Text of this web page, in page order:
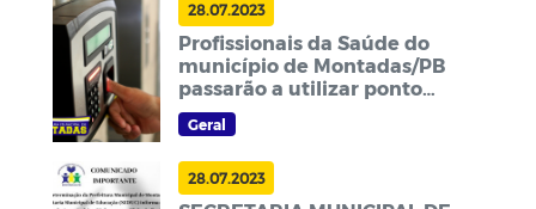
28.07.2023
Profissionais da Saúde do
município de Montadas/PB
passarão a utilizar ponto
eletrônico a partir do
próximo dia 20 de setembro
Geral
28.07.2023